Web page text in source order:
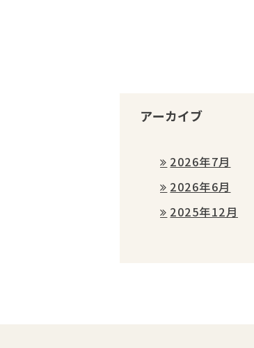
アーカイブ
2026年7月
2026年6月
2025年12月